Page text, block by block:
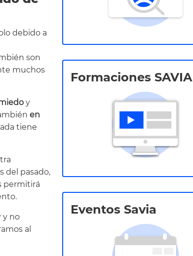
debido a
son
muchos
y
en
tiene
del pasado,
permitirá
y no
al
Formaciones SAVIA
Eventos Savia